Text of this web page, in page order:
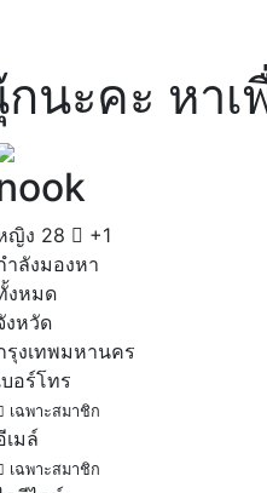
นะคะ หา
ญิง 28
+1
ำลังมองหา
งหมด
งหวัด
รุงเทพมหานคร
บอร์โทร
เฉพาะสมาชิก
เมล์
เฉพาะสมาชิก